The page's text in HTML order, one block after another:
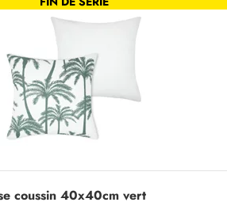
coussin 40x40cm vert